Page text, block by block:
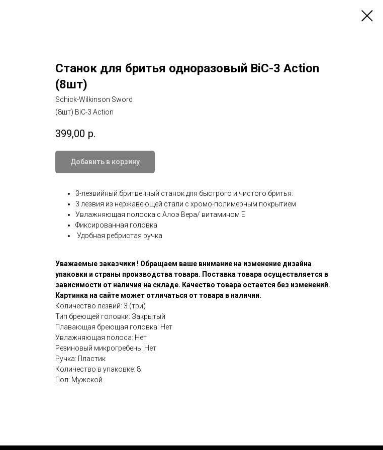
Станок для бритья одноразовый BiC-3 Action
(8шт)
Schick-Wilkinson Sword
(8шт) BiC-3 Action
399,00 р.
Добавить в корзину
3-лезвийный бритвенный станок для быстрого и чистого бритья:
3 лезвия из нержавеющей стали с хромо-полимерным покрытием
Увлажняющая полоска с Алоэ Вера/ витамином Е
Фиксированная головка
Удобная ребристая ручка
Уважаемые заказчики ! Обращаем ваше внимание на изменение дизайна
упаковки и страны производства товара. Поставка товара осуществляется в
зависимости от наличия на складе. Качество товара остается без изменений.
Картинка на сайте может отличаться от товара в наличии.
Количество лезвий: 3 (три)
Тип бреющей головки: Закрытый
Плавающая бреющая головка: Нет
Увлажняющая полоса: Нет
Резиновый микрогребень: Нет
Ручка: Пластик
Количество в упаковке: 8
Пол: Мужской